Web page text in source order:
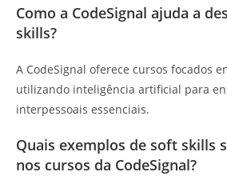
Como a CodeSignal ajuda a
skills?
A CodeSignal oferece cursos focados
utilizando inteligência artificial para
interpessoais essenciais.
Quais exemplos de soft skills
nos cursos da CodeSignal?